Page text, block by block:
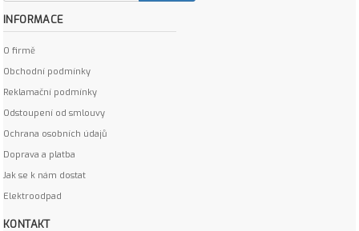
INFORMACE
O firmě
Obchodní podmínky
Reklamační podmínky
Odstoupení od smlouvy
Ochrana osobních údajů
Doprava a platba
Jak se k nám dostat
Elektroodpad
KONTAKT